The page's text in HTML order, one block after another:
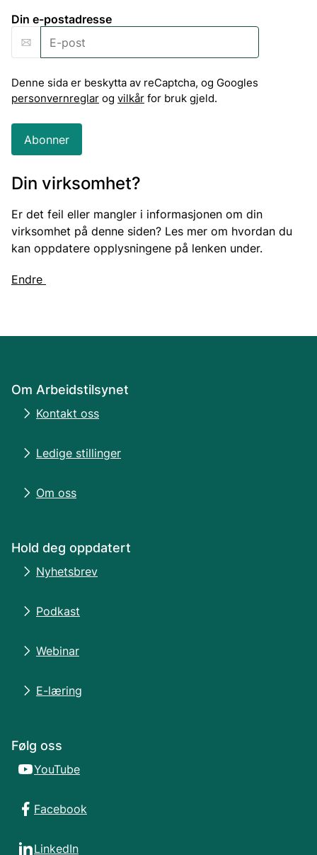
Din e-postadresse
Denne sida er beskytta av reCaptcha, og Googles
personvernreglar og vilkår for bruk gjeld.
Abonner
Din virksomhet?
Er det feil eller mangler i informasjonen om din
virksomhet på denne siden? Les mer om hvordan du
kan oppdatere opplysningene på lenken under.
Endre
Om Arbeidstilsynet
Kontakt oss
Ledige stillinger
Om oss
Hold deg oppdatert
Nyhetsbrev
Podkast
Webinar
E-læring
Følg oss
YouTube
Facebook
LinkedIn